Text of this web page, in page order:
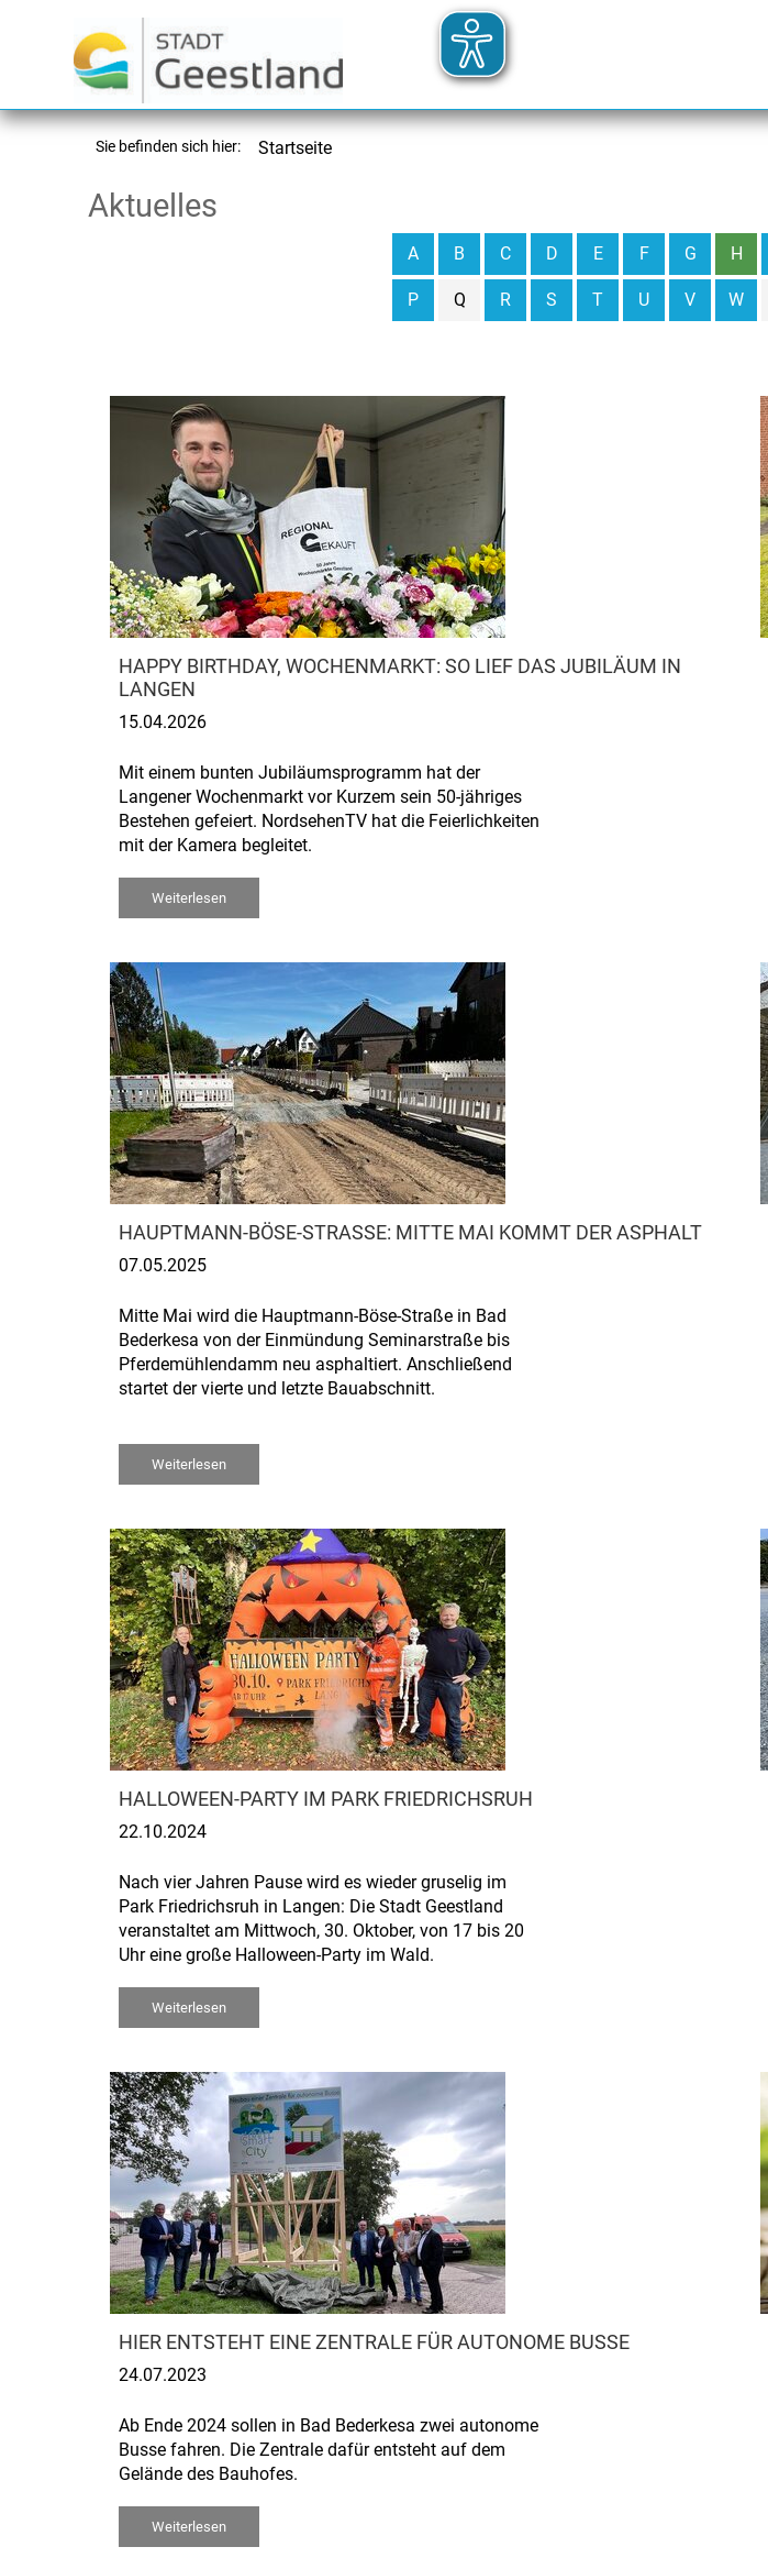
Sie befinden sich hier: Startseite
Aktuelles
A B C D E F G H
P Q R S T U V W
HAPPY BIRTHDAY, WOCHENMARKT: SO LIEF DAS JUBILÄUM IN
LANGEN
15.04.2026
Mit einem bunten Jubiläumsprogramm hat der
Langener Wochenmarkt vor Kurzem sein 50-jähriges
Bestehen gefeiert. NordsehenTV hat die Feierlichkeiten
mit der Kamera begleitet.
Weiterlesen
HAUPTMANN-BÖSE-STRASSE: MITTE MAI KOMMT DER ASPHALT
07.05.2025
Mitte Mai wird die Hauptmann-Böse-Straße in Bad
Bederkesa von der Einmündung Seminarstraße bis
Pferdemühlendamm neu asphaltiert. Anschließend
startet der vierte und letzte Bauabschnitt.
Weiterlesen
HALLOWEEN-PARTY IM PARK FRIEDRICHSRUH
22.10.2024
Nach vier Jahren Pause wird es wieder gruselig im
Park Friedrichsruh in Langen: Die Stadt Geestland
veranstaltet am Mittwoch, 30. Oktober, von 17 bis 20
Uhr eine große Halloween-Party im Wald.
Weiterlesen
HIER ENTSTEHT EINE ZENTRALE FÜR AUTONOME BUSSE
24.07.2023
Ab Ende 2024 sollen in Bad Bederkesa zwei autonome
Busse fahren. Die Zentrale dafür entsteht auf dem
Gelände des Bauhofes.
Weiterlesen